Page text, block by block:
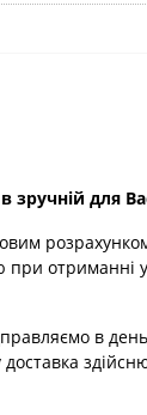
для
при отриманні
в